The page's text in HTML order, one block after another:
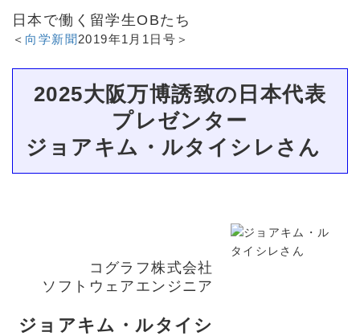
日本で働く留学生OBたち
＜ 向学新聞2019年1月1日号＞
2025大阪万博誘致の日本代表
プレゼンター
ジョアキム・ルタイシレさん
コグラフ株式会社
ソフトウェアエンジニア
ジョアキム・ルタイシ